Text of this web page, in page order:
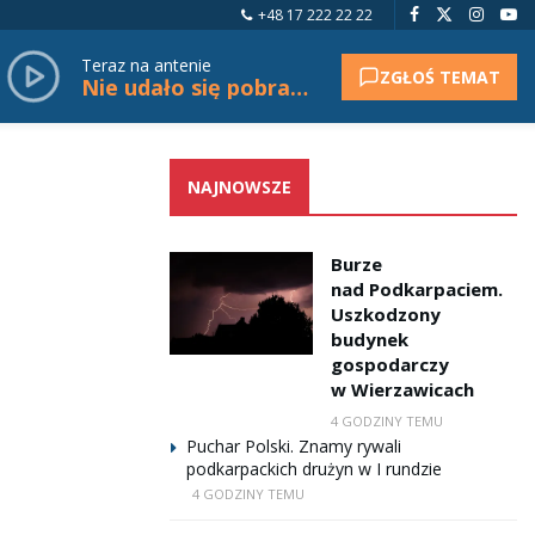
+48 17 222 22 22
Teraz na antenie
Nie udało się pobrać tytułu. ZGŁOŚ TEMAT
NAJNOWSZE
Burze
nad Podkarpaciem.
Uszkodzony
budynek
gospodarczy
w Wierzawicach
4 GODZINY TEMU
Puchar Polski. Znamy rywali
podkarpackich drużyn w I rundzie
4 GODZINY TEMU